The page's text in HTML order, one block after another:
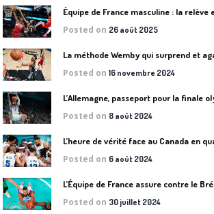
Équipe de France masculine : la relève
Posted on 26 août 2025
La méthode Wemby qui surprend et
Posted on16 novembre 2024
L’Allemagne, passeport pour la finale
Posted on 8 août 2024
L’heure de vérité face au Canada en
Posted on 6 août 2024
L’Équipe de France assure contre le
Posted on 30 juillet 2024